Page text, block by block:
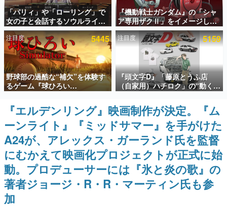
アプリセール情報
インタビュー
連載・特集一覧
殿堂入り記事
SNS拡散数が数千以上！ ページビュー数万以上！ などな
ど。多くの人々に読まれた、電ファミ渾身の“殿堂入り”記
事をまとめました。
ゲームの企画書
名作ゲームクリエイターの方々に製作時のエピソードをお
聞きし、ヒットする企画（ゲーム）とは何か？を探ってい
きます。
赫本
この物語を解いてはいけない。『赫本』は、〈試験問題〉
の形をした短編ホラー小説集です。
新世代に訊く
「パリィ」や「ローリング」で
女の子と会話するソウルライク
恋愛ゲーム『小早川さんはソウ
ルライク』無料公開。返事に失
敗すると「YOU DIED」
『機動戦士ガンダム』の「シャ
ア専用ザクⅡ」をイメージした
散水ホースリールが予約開始。
本体にはシャアのパーソナルマ
ークやジオン公国軍のエンブレ
ム、型式番号などを配置
注目度 5445
野球部の過酷な“補欠”を体験す
るゲーム『球ひろい
Simulator』が「1件」のウィッ
シュリストをもとにチェコ語に
対応しSNSで話題に。『キング
ダム・カム』開発元やチェコの
プロ野球選手から称賛の声
注目度 5159
『頭文字D』「藤原とうふ店
（自家用）ハチロク」の“動くテ
ィッシュケース”が買えるポップ
アップショップが開催へ。マン
ガの舞台である群馬の「イオン
モール高崎」にて、8月11日か
ら8月20日までの期間限定で開
催予定
『エルデンリング』映画制作が決定。『ム
ーンライト』『ミッドサマー』を手がけた
A24が、アレックス・ガーランド氏を監督
にむかえて映画化プロジェクトが正式に始
動。プロデューサーには『氷と炎の歌』の
著者ジョージ・R・R・マーティン氏も参
加